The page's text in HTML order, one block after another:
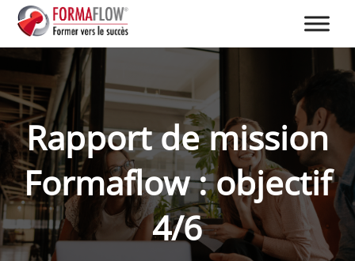
Rapport de mission
Formaflow : objectif
4/6